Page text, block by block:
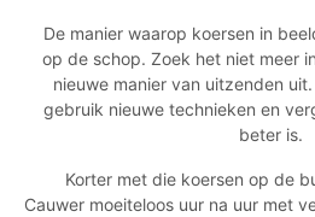
De manier waarop koersen in
op de schop. Zoek het niet meer
nieuwe manier van uitzenden
gebruik nieuwe technieken en
beter is.
Korter met die koersen op de
Cauwer moeiteloos uur na uur met